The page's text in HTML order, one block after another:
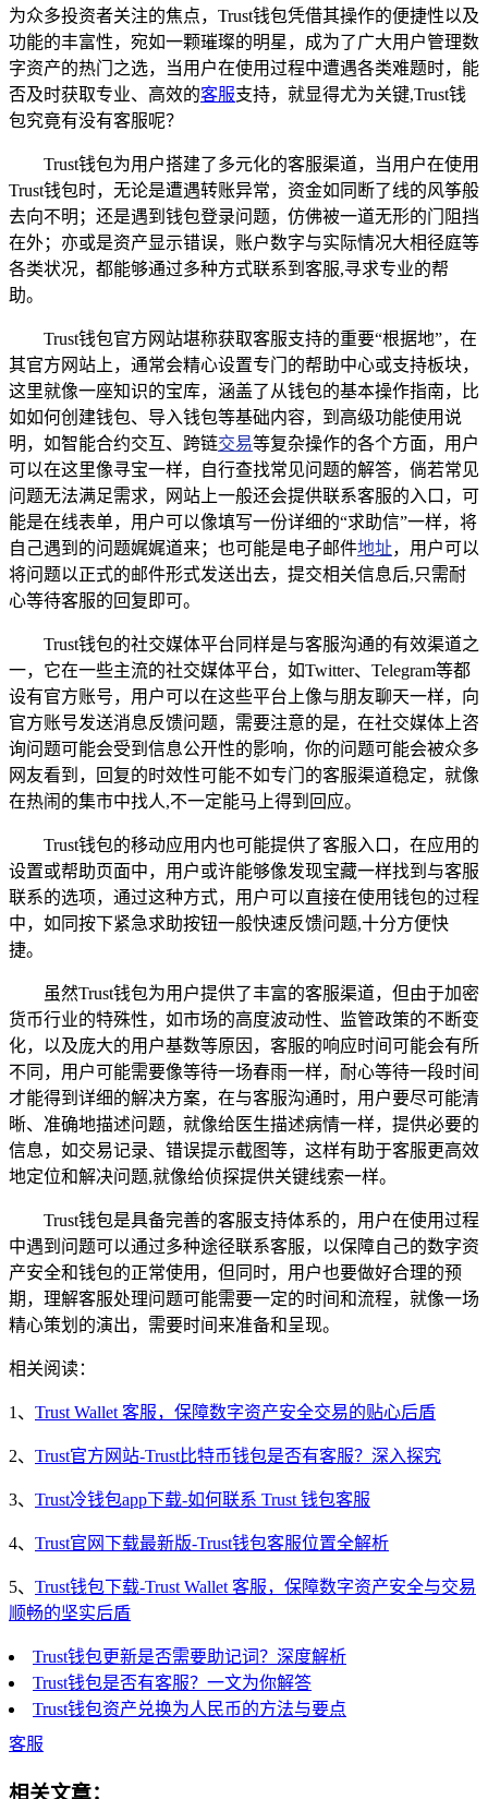
为众多投资者关注的焦点，Trust钱包凭借其操作的便捷性以及
功能的丰富性，宛如一颗璀璨的明星，成为了广大用户管理数
字资产的热门之选，当用户在使用过程中遭遇各类难题时，能
否及时获取专业、高效的客服支持，就显得尤为关键,Trust钱
包究竟有没有客服呢？
Trust钱包为用户搭建了多元化的客服渠道，当用户在使用
Trust钱包时，无论是遭遇转账异常，资金如同断了线的风筝般
去向不明；还是遇到钱包登录问题，仿佛被一道无形的门阻挡
在外；亦或是资产显示错误，账户数字与实际情况大相径庭等
各类状况，都能够通过多种方式联系到客服,寻求专业的帮
助。
Trust钱包官方网站堪称获取客服支持的重要“根据地”，在
其官方网站上，通常会精心设置专门的帮助中心或支持板块，
这里就像一座知识的宝库，涵盖了从钱包的基本操作指南，比
如如何创建钱包、导入钱包等基础内容，到高级功能使用说
明，如智能合约交互、跨链交易等复杂操作的各个方面，用户
可以在这里像寻宝一样，自行查找常见问题的解答，倘若常见
问题无法满足需求，网站上一般还会提供联系客服的入口，可
能是在线表单，用户可以像填写一份详细的“求助信”一样，将
自己遇到的问题娓娓道来；也可能是电子邮件地址，用户可以
将问题以正式的邮件形式发送出去，提交相关信息后,只需耐
心等待客服的回复即可。
Trust钱包的社交媒体平台同样是与客服沟通的有效渠道之
一，它在一些主流的社交媒体平台，如Twitter、Telegram等都
设有官方账号，用户可以在这些平台上像与朋友聊天一样，向
官方账号发送消息反馈问题，需要注意的是，在社交媒体上咨
询问题可能会受到信息公开性的影响，你的问题可能会被众多
网友看到，回复的时效性可能不如专门的客服渠道稳定，就像
在热闹的集市中找人,不一定能马上得到回应。
Trust钱包的移动应用内也可能提供了客服入口，在应用的
设置或帮助页面中，用户或许能够像发现宝藏一样找到与客服
联系的选项，通过这种方式，用户可以直接在使用钱包的过程
中，如同按下紧急求助按钮一般快速反馈问题,十分方便快
捷。
虽然Trust钱包为用户提供了丰富的客服渠道，但由于加密
货币行业的特殊性，如市场的高度波动性、监管政策的不断变
化，以及庞大的用户基数等原因，客服的响应时间可能会有所
不同，用户可能需要像等待一场春雨一样，耐心等待一段时间
才能得到详细的解决方案，在与客服沟通时，用户要尽可能清
晰、准确地描述问题，就像给医生描述病情一样，提供必要的
信息，如交易记录、错误提示截图等，这样有助于客服更高效
地定位和解决问题,就像给侦探提供关键线索一样。
Trust钱包是具备完善的客服支持体系的，用户在使用过程
中遇到问题可以通过多种途径联系客服，以保障自己的数字资
产安全和钱包的正常使用，但同时，用户也要做好合理的预
期，理解客服处理问题可能需要一定的时间和流程，就像一场
精心策划的演出，需要时间来准备和呈现。
相关阅读：
1、 Trust Wallet 客服，保障数字资产安全交易的贴心后盾
2、 Trust官方网站-Trust比特币钱包是否有客服？深入探究
3、 Trust冷钱包app下载-如何联系 Trust 钱包客服
4、 Trust官网下载最新版-Trust钱包客服位置全解析
5、 Trust钱包下载-Trust Wallet 客服，保障数字资产安全与交易
顺畅的坚实后盾
Trust钱包更新是否需要助记词？深度解析
Trust钱包是否有客服？一文为你解答
Trust钱包资产兑换为人民币的方法与要点
客服
相关文章：